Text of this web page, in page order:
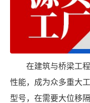
在建筑与桥梁工
性能，成为众多重大
型号，在需要大位移